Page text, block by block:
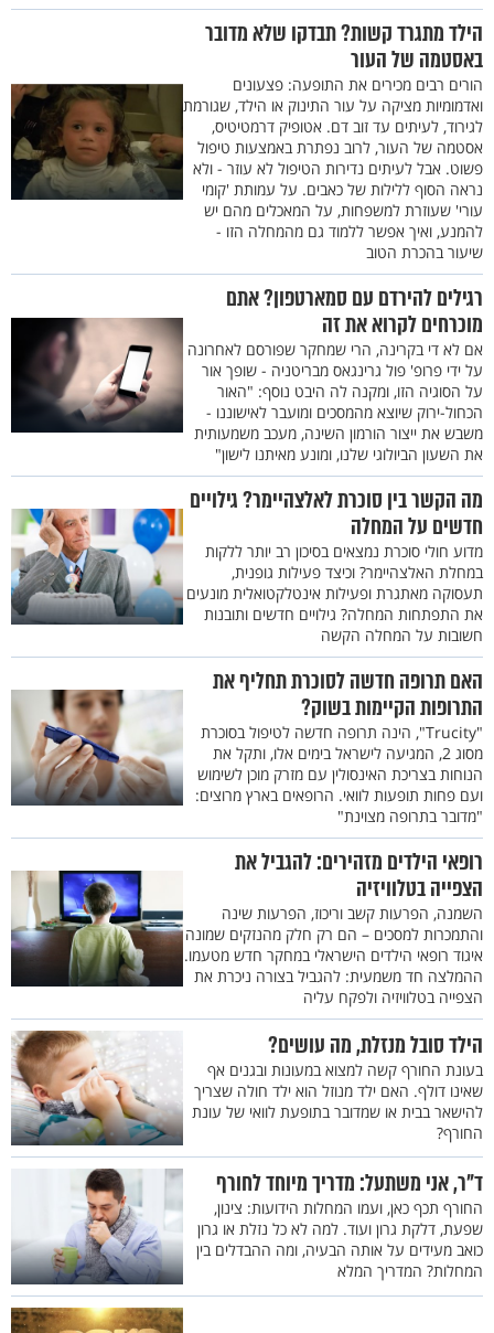
הילד מתגרד קשות? תבדקו שלא מדובר
באסטמה של העור
הורים רבים מכירים את התופעה: פצעונים
ואדמומיות מציקה על עור התינוק או הילד, שגורמת
לגירוד, לעיתים עד זוב דם. אטופיק דרמטיטיס,
אסטמה של העור, לרוב נפתרת באמצעות טיפול
פשוט. אבל לעיתים נדירות הטיפול לא עוזר - ולא
נראה הסוף ללילות של כאבים. על עמותת 'קומי
עורי' שעוזרת למשפחות, על המאכלים מהם יש
להמנע, ואיך אפשר ללמוד גם מהמחלה הזו -
שיעור בהכרת הטוב
רגילים להירדם עם סמארטפון? אתם
מוכרחים לקרוא את זה
אם לא די בקרינה, הרי שמחקר שפורסם לאחרונה
על ידי פרופ' פול גרינגאס מבריטניה - שופך אור
על הסוגיה הזו, ומקנה לה היבט נוסף: "האור
הכחול-ירוק שיוצא מהמסכים ומועבר לאישוננו -
משבש את ייצור הורמון השינה, מעכב משמעותית
את השעון הביולוגי שלנו, ומונע מאיתנו לישון"
מה הקשר בין סוכרת לאלצהיימר? גילויים
חדשים על המחלה
מדוע חולי סוכרת נמצאים בסיכון רב יותר ללקות
במחלת האלצהיימר? וכיצד פעילות גופנית,
תעסוקה מאתגרת ופעילות אינטלקטואלית מונעים
את התפתחות המחלה? גילויים חדשים ותובנות
חשובות על המחלה הקשה
האם תרופה חדשה לסוכרת תחליף את
התרופות הקיימות בשוק?
"Trucity", הינה תרופה חדשה לטיפול בסוכרת
מסוג 2, המגיעה לישראל בימים אלו, ותקל את
הנוחות בצריכת האינסולין עם מזרק מוכן לשימוש
ועם פחות תופעות לוואי. הרופאים בארץ מרוצים:
"מדובר בתרופה מצוינת"
רופאי הילדים מזהירים: להגביל את
הצפייה בטלוויזיה
השמנה, הפרעות קשב וריכוז, הפרעות שינה
והתמכרות למסכים – הם רק חלק מהנזקים שמונה
איגוד רופאי הילדים הישראלי במחקר חדש מטעמו.
ההמלצה חד משמעית: להגביל בצורה ניכרת את
הצפייה בטלוויזיה ולפקח עליה
הילד סובל מנזלת, מה עושים?
בעונת החורף קשה למצוא במעונות ובגנים אף
שאינו דולף. האם ילד מנוזל הוא ילד חולה שצריך
להישאר בבית או שמדובר בתופעת לוואי של עונת
החורף?
ד"ר, אני משתעל: מדריך מיוחד לחורף
החורף תכף כאן, ועמו המחלות הידועות: צינון,
שפעת, דלקת גרון ועוד. למה לא כל נזלת או גרון
כואב מעידים על אותה הבעיה, ומה ההבדלים בין
המחלות? המדריך המלא